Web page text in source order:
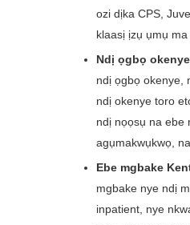
ozi dịka CPS,
klaasị ịzụ ụmụ
Ndị ọgbọ
ndị ọgbọ okenye,
ndị okenye toro
ndị nọọsụ na ebe
agụmakwụkwọ,
Ebe mgbake
mgbake nye ndị
inpatient, nye